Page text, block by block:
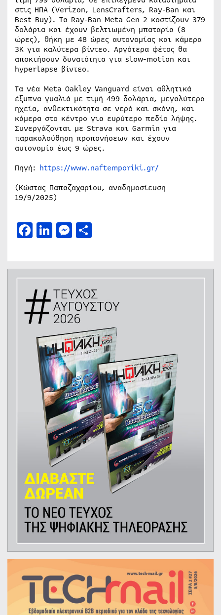
στις ΗΠΑ (Verizon, LensCrafters, Ray-Ban και
Best Buy). Τα Ray-Ban Meta Gen 2 κοστίζουν 379
δολάρια και έχουν βελτιωμένη μπαταρία (8
ώρες), θήκη με 48 ώρες αυτονομίας και κάμερα
3K για καλύτερα βίντεο. Αργότερα φέτος θα
αποκτήσουν δυνατότητα για slow-motion και
hyperlapse βίντεο.
Τα νέα Meta Oakley Vanguard είναι αθλητικά
έξυπνα γυαλιά με τιμή 499 δολάρια, μεγαλύτερα
ηχεία, ανθεκτικότητα σε νερό και σκόνη, και
κάμερα στο κέντρο για ευρύτερο πεδίο λήψης.
Συνεργάζονται με Strava και Garmin για
παρακολούθηση προπονήσεων και έχουν
αυτονομία έως 9 ώρες.
Πηγή: https://www.naftemporiki.gr/
(Κώστας Παπαζαχαρίου, αναδημοσίευση
19/9/2025)
Facebook
LinkedIn
Messenger